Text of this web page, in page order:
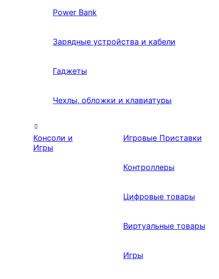
Power Bank
Зарядные устройства и кабели
Гаджеты
Чехлы, обложки и клавиатуры
Консоли и
Игры
Игровые Приставки
Контроллеры
Цифровые товары
Виртуальные товары
Игры